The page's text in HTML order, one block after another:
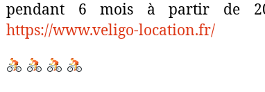
pendant 6 mois à partir de
https://www.veligo-location.fr/